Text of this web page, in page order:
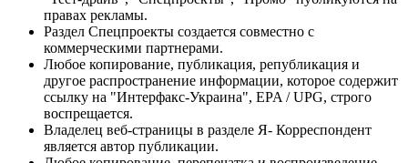
правах рекламы.
Раздел Спецпроекты создается совместно с
коммерческими партнерами.
Любое копирование, публикация, републикация и
другое распространение информации, которое содержит
ссылку на "Интерфакс-Украина", EPA / UPG, строго
воспрещается.
Владелец веб-страницы в разделе Я- Корреспондент
является автор публикации.